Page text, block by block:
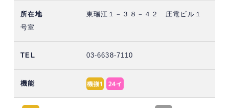
東瑞江１－３８－４２ 庄電ビル１
号室
03-6638-7110